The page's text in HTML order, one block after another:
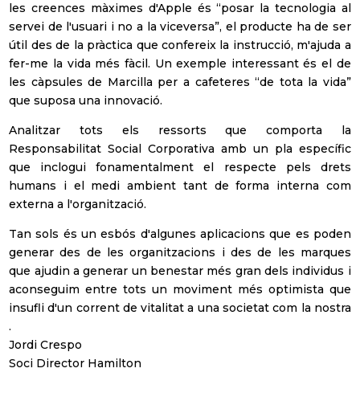
les creences màximes d'Apple és “posar la tecnologia al
servei de l'usuari i no a la viceversa”, el producte ha de ser
útil des de la pràctica que confereix la instrucció, m'ajuda a
fer-me la vida més fàcil. Un exemple interessant és el de
les càpsules de Marcilla per a cafeteres “de tota la vida”
que suposa una innovació.
Analitzar tots els ressorts que comporta la
Responsabilitat Social Corporativa amb un pla específic
que inclogui fonamentalment el respecte pels drets
humans i el medi ambient tant de forma interna com
externa a l'organització.
Tan sols és un esbós d'algunes aplicacions que es poden
generar des de les organitzacions i des de les marques
que ajudin a generar un benestar més gran dels individus i
aconseguim entre tots un moviment més optimista que
insufli d'un corrent de vitalitat a una societat com la nostra
.
Jordi Crespo
Soci Director Hamilton
Subscriure's!